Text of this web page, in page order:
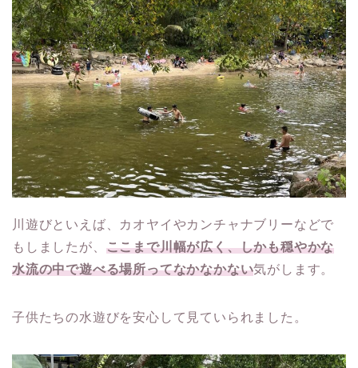
川遊びといえば、カオヤイやカンチャナブリーなどで
もしましたが、 ここまで川幅が広く、しかも穏やかな
水流の中で遊べる場所ってなかなかない気がします。
子供たちの水遊びを安心して見ていられました。